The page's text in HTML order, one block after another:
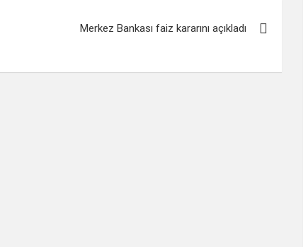
Merkez Bankası faiz kararını açıkladı